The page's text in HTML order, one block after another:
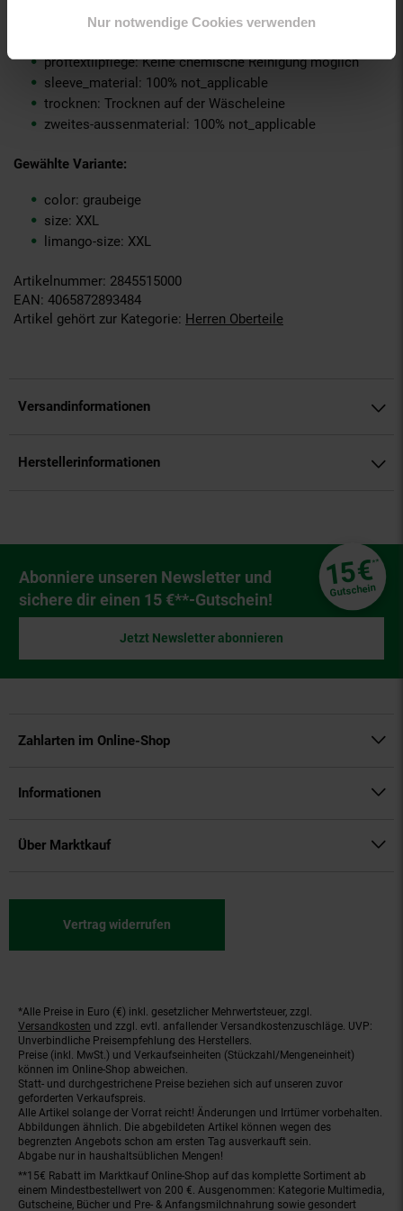
Nur notwendige Cookies verwenden
material_futter: 100% not_applicable
proftextilpflege: Keine chemische Reinigung möglich
sleeve_material: 100% not_applicable
trocknen: Trocknen auf der Wäscheleine
zweites-aussenmaterial: 100% not_applicable
Gewählte Variante:
color: graubeige
size: XXL
limango-size: XXL
Artikelnummer: 2845515000
EAN: 4065872893484
Artikel gehört zur Kategorie: Herren Oberteile
Versandinformationen
Herstellerinformationen
Newsletter Anmeldung
Abonniere unseren Newsletter und
sichere dir einen 15 €**-Gutschein!
15€**
Gutschein
Jetzt Newsletter abonnieren
Zahlarten im Online-Shop
Informationen
Über Marktkauf
Vertrag widerrufen
Fußnoten
*Alle Preise in Euro (€) inkl. gesetzlicher Mehrwertsteuer, zzgl.
Versandkosten und zzgl. evtl. anfallender Versandkostenzuschläge. UVP:
Unverbindliche Preisempfehlung des Herstellers.
Preise (inkl. MwSt.) und Verkaufseinheiten (Stückzahl/Mengeneinheit)
können im Online-Shop abweichen.
Statt- und durchgestrichene Preise beziehen sich auf unseren zuvor
geforderten Verkaufspreis.
Alle Artikel solange der Vorrat reicht! Änderungen und Irrtümer vorbehalten.
Abbildungen ähnlich. Die abgebildeten Artikel können wegen des
begrenzten Angebots schon am ersten Tag ausverkauft sein.
Abgabe nur in haushaltsüblichen Mengen!
**15€ Rabatt im Marktkauf Online-Shop auf das komplette Sortiment ab
einem Mindestbestellwert von 200 €. Ausgenommen: Kategorie Multimedia,
Gutscheine, Bücher und Pre- & Anfangsmilchnahrung sowie gesondert